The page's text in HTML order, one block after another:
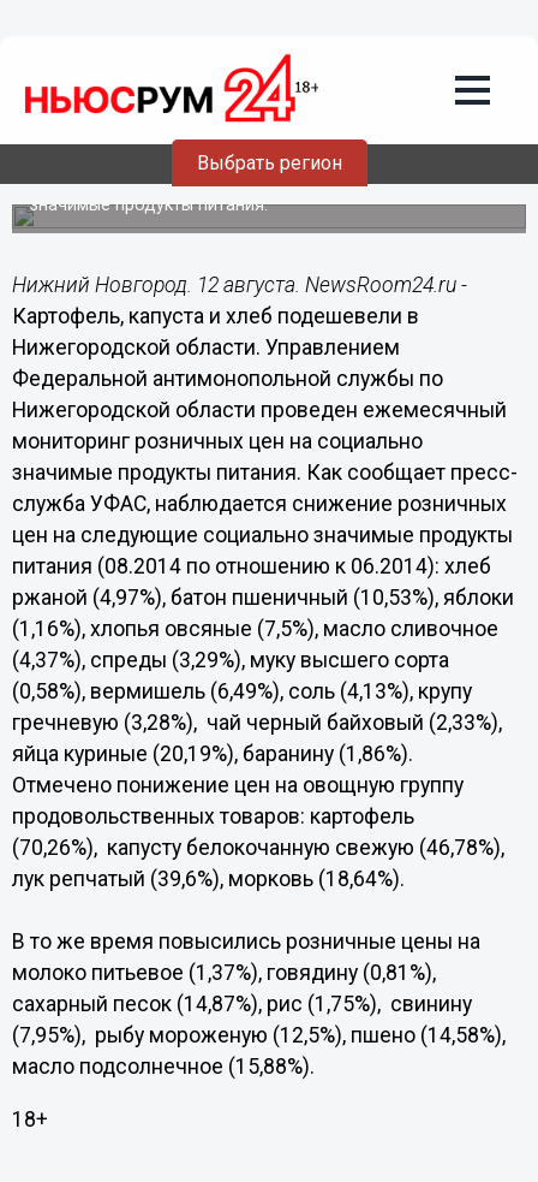
Выбрать регион
Картофель, капуста и хлеб подешевели
в Нижегородской области
УФАС по Нижегородской области проведен
ежемесячный мониторинг розничных цен на социально
значимые продукты питания.
Нижний Новгород. 12 августа. NewsRoom24.ru -
Картофель, капуста и хлеб подешевели в
Нижегородской области. Управлением
Федеральной антимонопольной службы по
Нижегородской области проведен ежемесячный
мониторинг розничных цен на социально
значимые продукты питания. Как сообщает пресс-
служба УФАС, наблюдается снижение розничных
цен на следующие социально значимые продукты
питания (08.2014 по отношению к 06.2014): хлеб
ржаной (4,97%), батон пшеничный (10,53%), яблоки
(1,16%), хлопья овсяные (7,5%), масло сливочное
(4,37%), спреды (3,29%), муку высшего сорта
(0,58%), вермишель (6,49%), соль (4,13%), крупу
гречневую (3,28%), чай черный байховый (2,33%),
яйца куриные (20,19%), баранину (1,86%).
Отмечено понижение цен на овощную группу
продовольственных товаров: картофель
(70,26%), капусту белокочанную свежую (46,78%),
лук репчатый (39,6%), морковь (18,64%).
В то же время повысились розничные цены на
молоко питьевое (1,37%), говядину (0,81%),
сахарный песок (14,87%), рис (1,75%), свинину
(7,95%), рыбу мороженую (12,5%), пшено (14,58%),
масло подсолнечное (15,88%).
18+